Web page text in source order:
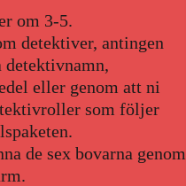
om 3-5.
detektiver, antingen
detektivnamn,
eller genom att ni
som följer
de sex bovarna genom